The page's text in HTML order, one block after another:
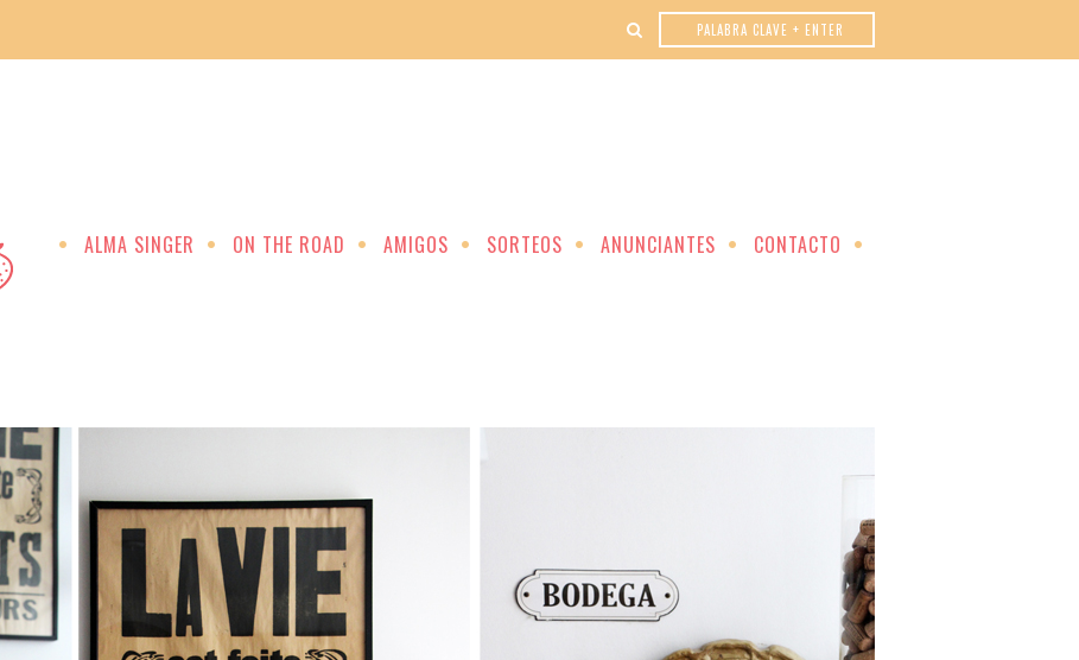
ALMA SINGER ON THE ROAD AMIGOS SORTEOS ANUNCIANTES CONTACTO